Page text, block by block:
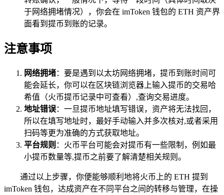
于网络拥堵情况），你会在 imToken 钱包的 ETH 资产界
面看到提币到账的记录。
注意事项
网络拥堵：要是遇到以太坊网络拥堵，提币到账时间可
能会延长，你可以在区块链浏览器上输入提币的交易哈
希值（火币提币记录中可查看）,查询交易进度。
地址错误：一旦提币地址填写错误，资产将无法找回，
所以在填写地址时，最好手动输入并多次核对,或者采用
扫码等更为准确的方式获取地址。
平台规则 ：火币平台可能会对提币有一些限制，例如最
小提币数量等,提币之前要了解清楚相关规则。
通过以上步骤，你便能够顺利地将火币上的 ETH 提到
imToken 钱包，达成资产在不同平台之间的转移与管理，在操